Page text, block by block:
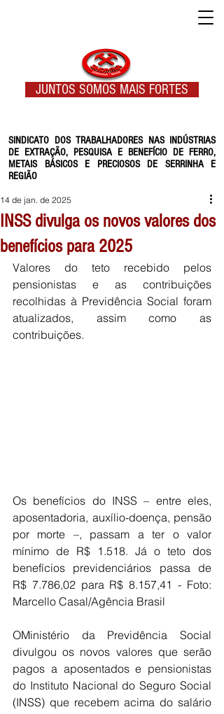
SINDICATO DOS TRABALHADORES NAS INDÚSTRIAS
DE EXTRAÇÃO, PESQUISA E BENEFÍCIO DE FERRO,
METAIS BÁSICOS E PRECIOSOS DE SERRINHA E
REGIÃO
JUNTOS SOMOS MAIS FORTES
INSS divulga os novos valores dos
benefícios para 2025
14 de jan. de 2025
Valores do teto recebido pelos
pensionistas e as contribuições
recolhidas à Previdência Social foram
atualizados, assim como as
contribuições.
Os benefícios do INSS – entre eles,
aposentadoria, auxílio-doença, pensão
por morte –, passam a ter o valor
mínimo de R$ 1.518. Já o teto dos
benefícios previdenciários passa de
R$ 7.786,02 para R$ 8.157,41 - Foto:
Marcello Casal/Agência Brasil
OMinistério da Previdência Social
divulgou os novos valores que serão
pagos a aposentados e pensionistas
do Instituto Nacional do Seguro Social
(INSS) que recebem acima do salário